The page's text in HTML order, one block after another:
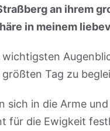
an ihrem
in meinem
Tag zu
in die Arme
die Ewigkeit